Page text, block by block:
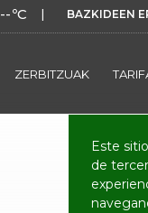
--ºC BAZKIDEEN
ZERBITZUAK
Este
de